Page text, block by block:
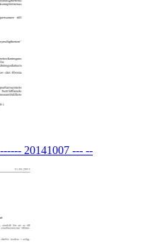
20141007 --- --